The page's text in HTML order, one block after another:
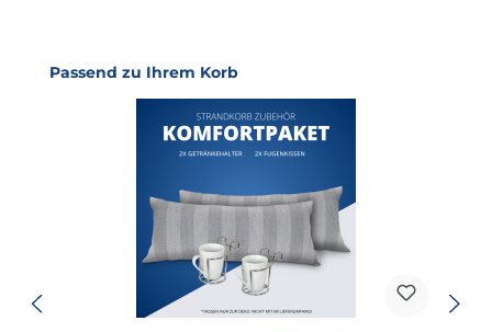
Produktgalerie überspringen
Passend zu Ihrem Korb